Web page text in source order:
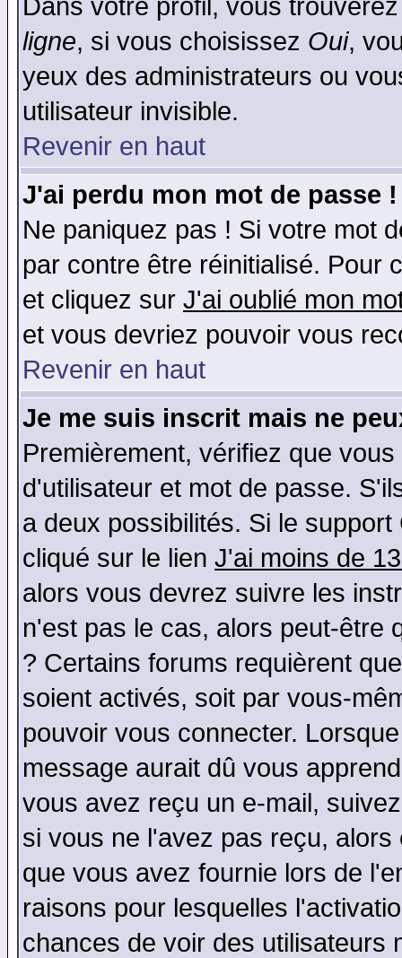
Dans votre profil, vous
ligne, si vous choisissez Oui,
yeux des administrateurs ou
utilisateur invisible.
Revenir en haut
J'ai perdu mon mot de passe !
Ne paniquez pas ! Si votre mot
par contre être réinitialisé. Pour
et cliquez sur J'ai oublié mon
et vous devriez pouvoir vous
Revenir en haut
Je me suis inscrit mais ne
Premièrement, vérifiez que
d'utilisateur et mot de passe.
a deux possibilités. Si le
cliqué sur le lien J'ai moins de
alors vous devrez suivre les
n'est pas le cas, alors peut-être
? Certains forums requièrent
soient activés, soit par vous-
pouvoir vous connecter.
message aurait dû vous
vous avez reçu un e-mail,
si vous ne l'avez pas reçu,
que vous avez fournie lors de
raisons pour lesquelles
chances de voir des utilisateurs